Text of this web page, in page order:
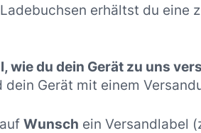
erhältst du eine
wie du dein Gerät zu uns
Gerät mit einem
Wunsch ein Versandlabel